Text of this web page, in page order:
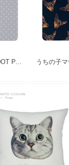
うちの子マウスパッド DOT PATTERN